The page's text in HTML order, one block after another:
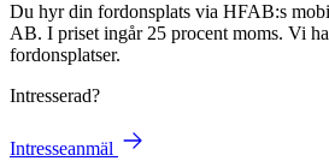
Du hyr din fordonsplats via HFAB:s
AB. I priset ingår 25 procent moms. Vi
fordonsplatser.
Intresserad?
Intresseanmäl